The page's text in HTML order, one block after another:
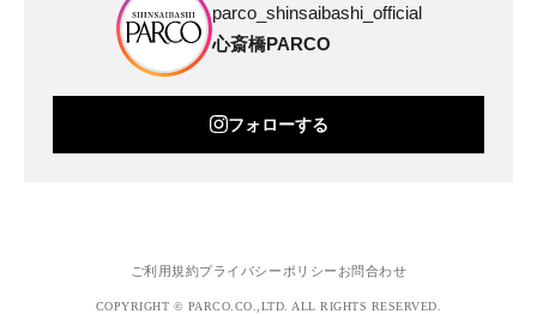
parco_shinsaibashi_official
心斎橋PARCO
フォローする
ご利用規約プライバシーポリシー お問合わせ
COPYRIGHT © PARCO.CO.,LTD. ALL RIGHTS RESERVED.